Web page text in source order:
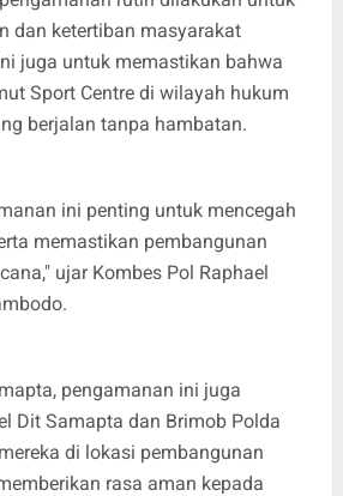
dan ketertiban masyarakat
juga untuk memastikan bahwa
Sport Centre di wilayah hukum
berjalan tanpa hambatan.
ini penting untuk mencegah
memastikan pembangunan
ujar Kombes Pol Raphael
pengamanan ini juga
Dit Samapta dan Brimob Polda
di lokasi pembangunan
rasa aman kepada